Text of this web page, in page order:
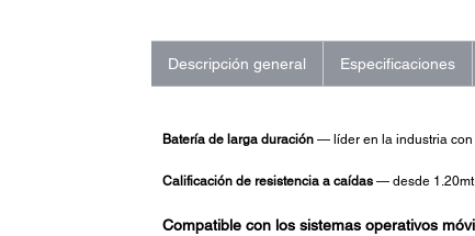
Descripción general Especificaciones
Batería de larga duración— líder en la industria con
Calificación de resistencia a caídas— desde 1.20mt
Compatible con los sistemas operativos